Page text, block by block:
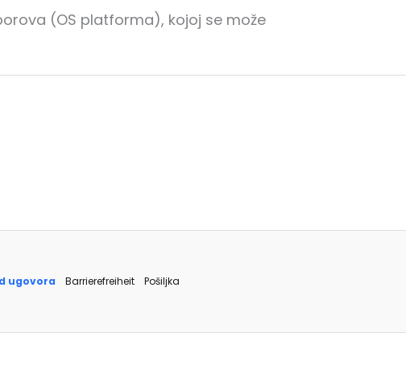
(OS platforma), kojoj se može
ugovora Barrierefreiheit Pošiljka